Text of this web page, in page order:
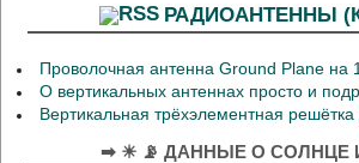
РАДИОАНТЕННЫ
Проволочная антенна Ground Plane на
О вертикальных антеннах просто и
Вертикальная трёхэлементная
➡ ☀ 📡 ДАННЫЕ О СОЛНЦЕ